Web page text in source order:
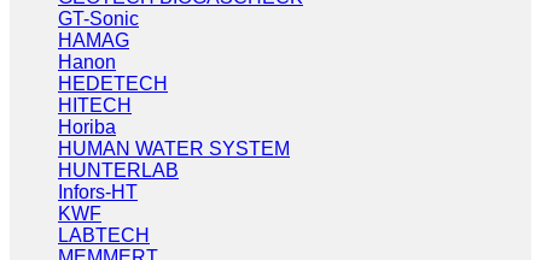
GT-Sonic
HAMAG
Hanon
HEDETECH
HITECH
Horiba
HUMAN WATER SYSTEM
HUNTERLAB
Infors-HT
KWF
LABTECH